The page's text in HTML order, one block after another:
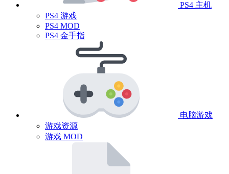
PS4 主机
PS4 游戏
PS4 MOD
PS4 金手指
电脑游戏
游戏资源
游戏 MOD